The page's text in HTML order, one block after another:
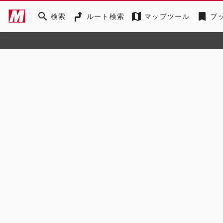
search 検索 ルート検索 map マップツール bookmark ブ